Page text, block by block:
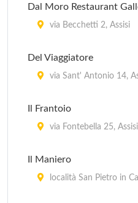
Dal Moro Restaurant
via Becchetti 2, Assisi
Del Viaggiatore
via Sant' Antonio 14,
Il Frantoio
via Fontebella 25, Assisi
Il Maniero
località San Pietro in